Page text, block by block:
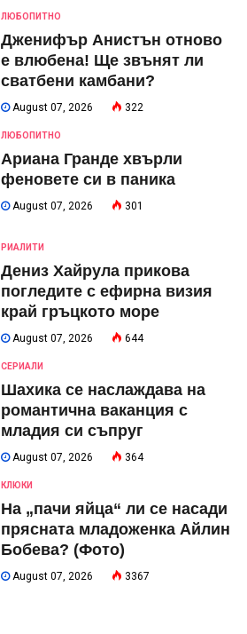
ЛЮБОПИТНО
Дженифър Анистън отново
е влюбена! Ще звънят ли
сватбени камбани?
August 07, 2026 322
ЛЮБОПИТНО
Ариана Гранде хвърли
феновете си в паника
August 07, 2026 301
РИАЛИТИ
Дениз Хайрула прикова
погледите с ефирна визия
край гръцкото море
August 07, 2026 644
СЕРИАЛИ
Шахика се наслаждава на
романтична ваканция с
младия си съпруг
August 07, 2026 364
КЛЮКИ
На „пачи яйца“ ли се насади
прясната младоженка Айлин
Бобева? (Фото)
August 07, 2026 3367